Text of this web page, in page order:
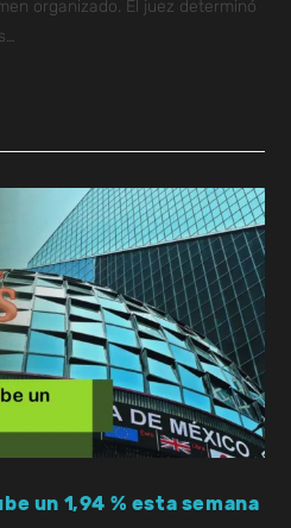
organizado. El juez determinó
un 1,94 % esta semana